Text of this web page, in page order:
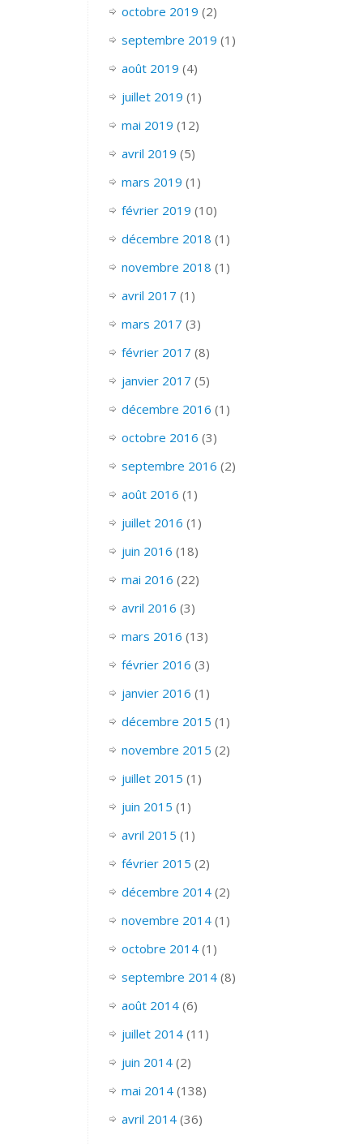
octobre 2019 (2)
septembre 2019 (1)
août 2019 (4)
juillet 2019 (1)
mai 2019 (12)
avril 2019 (5)
mars 2019 (1)
février 2019 (10)
décembre 2018 (1)
novembre 2018 (1)
avril 2017 (1)
mars 2017 (3)
février 2017 (8)
janvier 2017 (5)
décembre 2016 (1)
octobre 2016 (3)
septembre 2016 (2)
août 2016 (1)
juillet 2016 (1)
juin 2016 (18)
mai 2016 (22)
avril 2016 (3)
mars 2016 (13)
février 2016 (3)
janvier 2016 (1)
décembre 2015 (1)
novembre 2015 (2)
juillet 2015 (1)
juin 2015 (1)
avril 2015 (1)
février 2015 (2)
décembre 2014(2)
novembre 2014(1)
octobre 2014(1)
septembre 2014(8)
août 2014(6)
juillet 2014(11)
juin 2014(2)
mai 2014(138)
avril 2014(36)